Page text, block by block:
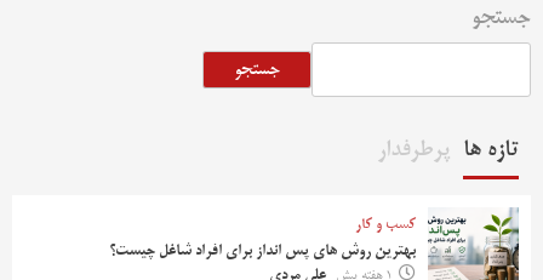
جستجو
جستجو
تازه ها پرطرفدار
کسب و کار
بهترین روش‌ های پس‌ انداز برای افراد شاغل چیست؟
1 هفته پیش
علی مردی